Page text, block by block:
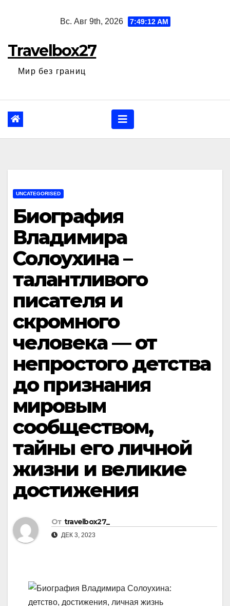
Вс. Авг 9th, 2026 7:49:13 AM
Travelbox27
Мир без границ
UNCATEGORISED
Биография
Владимира
Солоухина –
талантливого
писателя и
скромного
человека — от
непростого детства
до признания
мировым
сообществом,
тайны его личной
жизни и великие
достижения
От travelbox27_
ДЕК 3, 2023